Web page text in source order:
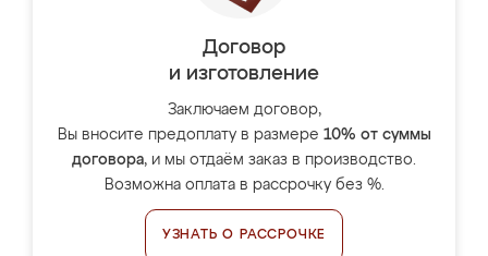
Договор
и изготовление
Заключаем договор,
Вы вносите предоплату в размере 10% от суммы
договора, и мы отдаём заказ в производство.
Возможна оплата в рассрочку без %.
УЗНАТЬ О РАССРОЧКЕ